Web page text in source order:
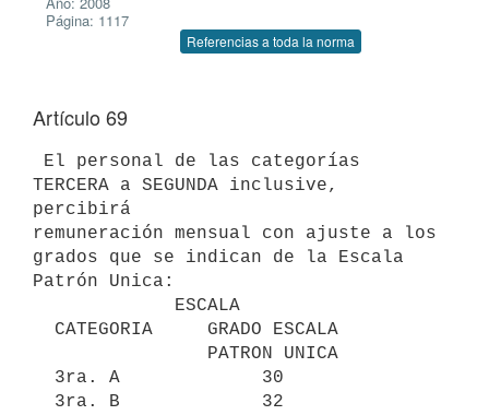
Página: 1117
Referencias a toda la norma
Artículo 69
TERCERA a SEGUNDA inclusive,
percibirá
remuneración mensual con ajuste a los
grados que se indican de la Escala
Patrón Unica: